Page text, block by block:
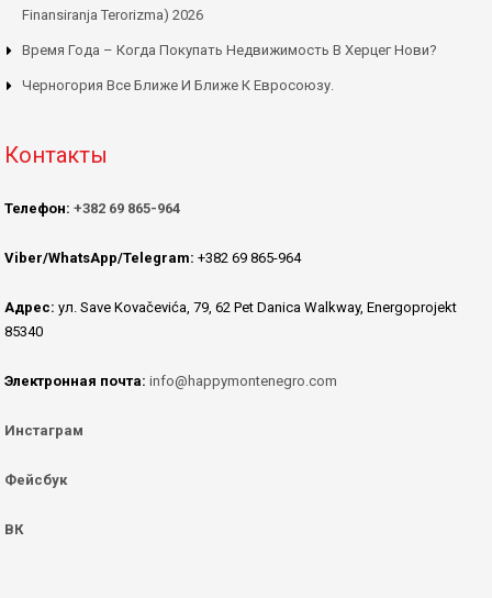
Finansiranja Terorizma) 2026
Время Года – Когда Покупать Недвижимость В Херцег Нови?
Черногория Все Ближе И Ближе К Евросоюзу.
Контакты
Телефон: +382 69 865-964
Viber/WhatsApp/Telegram: +382 69 865-964
Адрес: ул. Save Kovačevića, 79, 62 Pet Danica Walkway, Energoprojekt
85340
Электронная почта: info@happymontenegro.com
Инстаграм
Фейсбук
ВК